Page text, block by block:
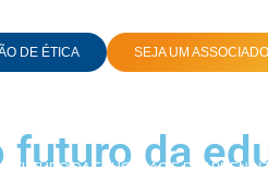
DE ÉTICA SEJA UM ASSOCIADO
FUTURO DA EDUCAÇÃO E DA
da